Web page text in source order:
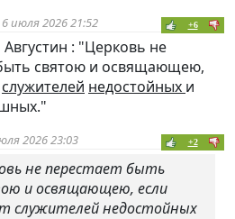
6 июля 2026 21:52 +6
: "Церковь не
святою и освящающею,
служителей недостойных и
2026 23:03 +2
не перестает быть
и освящающею, если
служителей недостойных